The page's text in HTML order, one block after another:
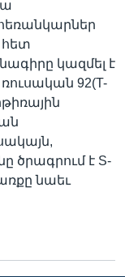
հետ
կազմել է
ռուսական 92(T-
ծրագրում է S-
նաեւ